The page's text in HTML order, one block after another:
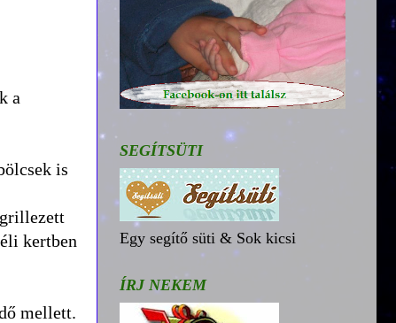
a
is
kertben
mellett.
SEGÍTSÜTI
Egy segítő süti & Sok kicsi
ÍRJ NEKEM